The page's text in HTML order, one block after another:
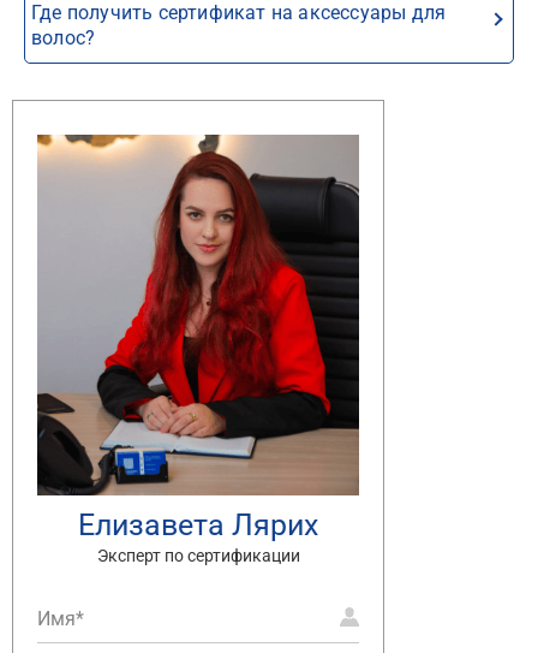
Где получить сертификат на аксессуары для
волос?
Елизавета Лярих
Эксперт по сертификации